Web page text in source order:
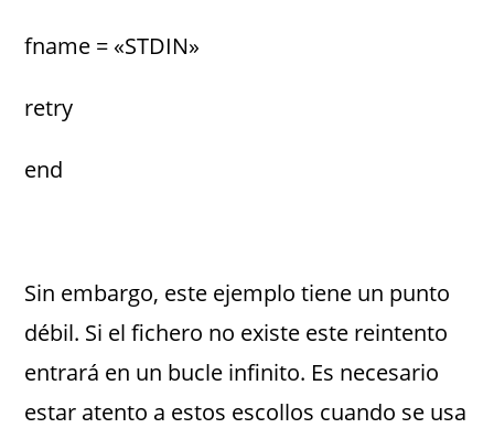
fname = «STDIN»
retry
end
Sin embargo, este ejemplo tiene un punto
débil. Si el fichero no existe este reintento
entrará en un bucle infinito. Es necesario
estar atento a estos escollos cuando se usa